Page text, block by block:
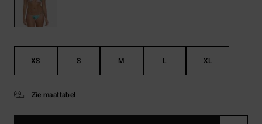
XS S M L XL
Zie maattabel